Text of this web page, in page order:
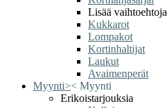
Lisää vaihtoehtoja
Kukkarot
Lompakot
Kortinhaltijat
Laukut
Avaimenperät
Myynti>< Myynti
Erikoistarjouksia